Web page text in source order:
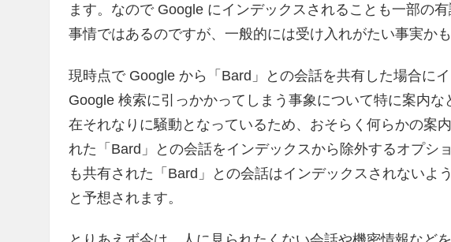
ます。なので Google にインデックスされることも一部の
事情ではあるのですが、一般的には受け入れがたい事実かも
現時点で Google から「Bard」との会話を共有した場合に
Google 検索に引っかかってしまう事象について特に案内
在それなりに騒動となっているため、おそらく何らかの案
れた「Bard」との会話をインデックスから除外するオプシ
も共有された「Bard」との会話はインデックスされないよ
と予想されます。